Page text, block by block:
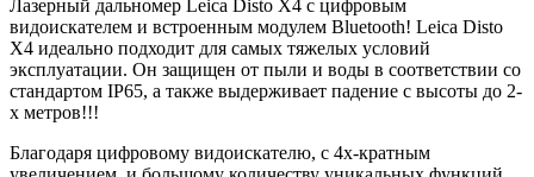
Лазерный дальномер Leica Disto X4 с цифровым
видоискателем и встроенным модулем Bluetooth! Leica Disto
X4 идеально подходит для самых тяжелых условий
эксплуатации. Он защищен от пыли и воды в соответствии со
стандартом IP65, а также выдерживает падение с высоты до 2-
х метров!!!
Благодаря цифровому видоискателю, с 4х-кратным